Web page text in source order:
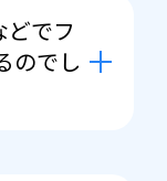
のです
よっては
トと出社
もござ
でフ
のでし